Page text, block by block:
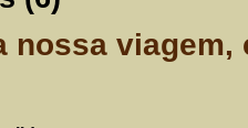
nossa viagem,